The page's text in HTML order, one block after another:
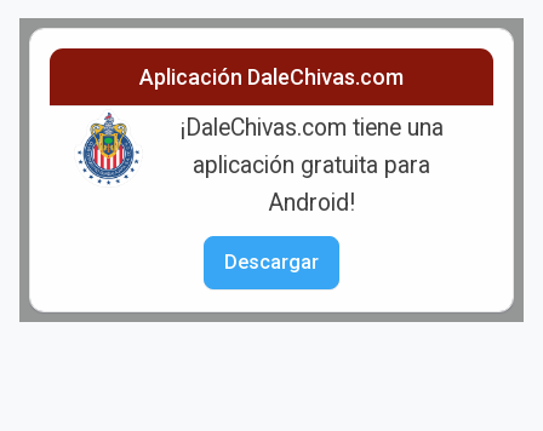
Aplicación DaleChivas.com
¡DaleChivas.com tiene una
aplicación gratuita para
Android!
Descargar